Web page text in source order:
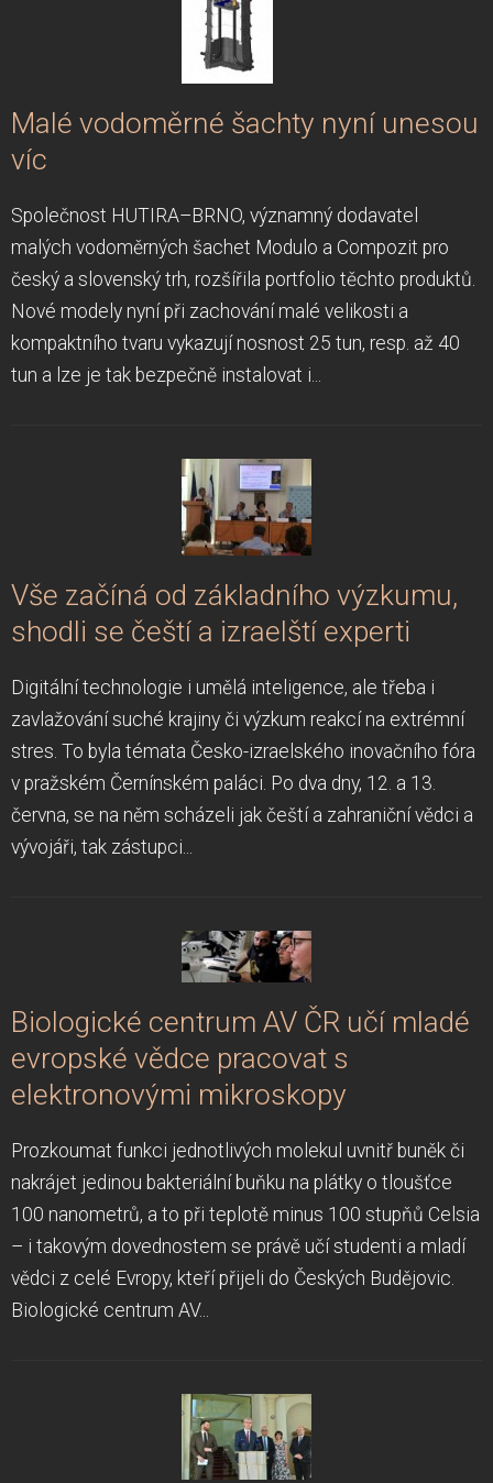
Malé vodoměrné šachty nyní unesou
víc
Společnost HUTIRA–BRNO, významný dodavatel
malých vodoměrných šachet Modulo a Compozit pro
český a slovenský trh, rozšířila portfolio těchto produktů.
Nové modely nyní při zachování malé velikosti a
kompaktního tvaru vykazují nosnost 25 tun, resp. až 40
tun a lze je tak bezpečně instalovat i...
Vše začíná od základního výzkumu,
shodli se čeští a izraelští experti
Digitální technologie i umělá inteligence, ale třeba i
zavlažování suché krajiny či výzkum reakcí na extrémní
stres. To byla témata Česko-izraelského inovačního fóra
v pražském Černínském paláci. Po dva dny, 12. a 13.
června, se na něm scházeli jak čeští a zahraniční vědci a
vývojáři, tak zástupci...
Biologické centrum AV ČR učí mladé
evropské vědce pracovat s
elektronovými mikroskopy
Prozkoumat funkci jednotlivých molekul uvnitř buněk či
nakrájet jedinou bakteriální buňku na plátky o tloušťce
100 nanometrů, a to při teplotě minus 100 stupňů Celsia
– i takovým dovednostem se právě učí studenti a mladí
vědci z celé Evropy, kteří přijeli do Českých Budějovic.
Biologické centrum AV...